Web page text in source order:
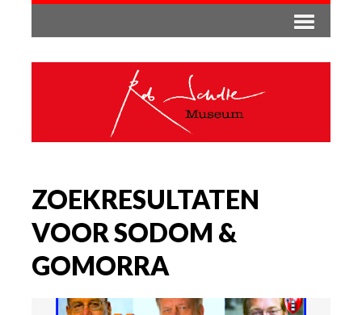
ZOEKRESULTATEN
VOOR SODOM &
GOMORRA